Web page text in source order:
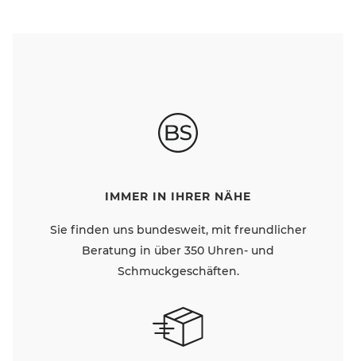
IMMER IN IHRER NÄHE
Sie finden uns bundesweit, mit freundlicher
Beratung in über 350 Uhren- und
Schmuckgeschäften.